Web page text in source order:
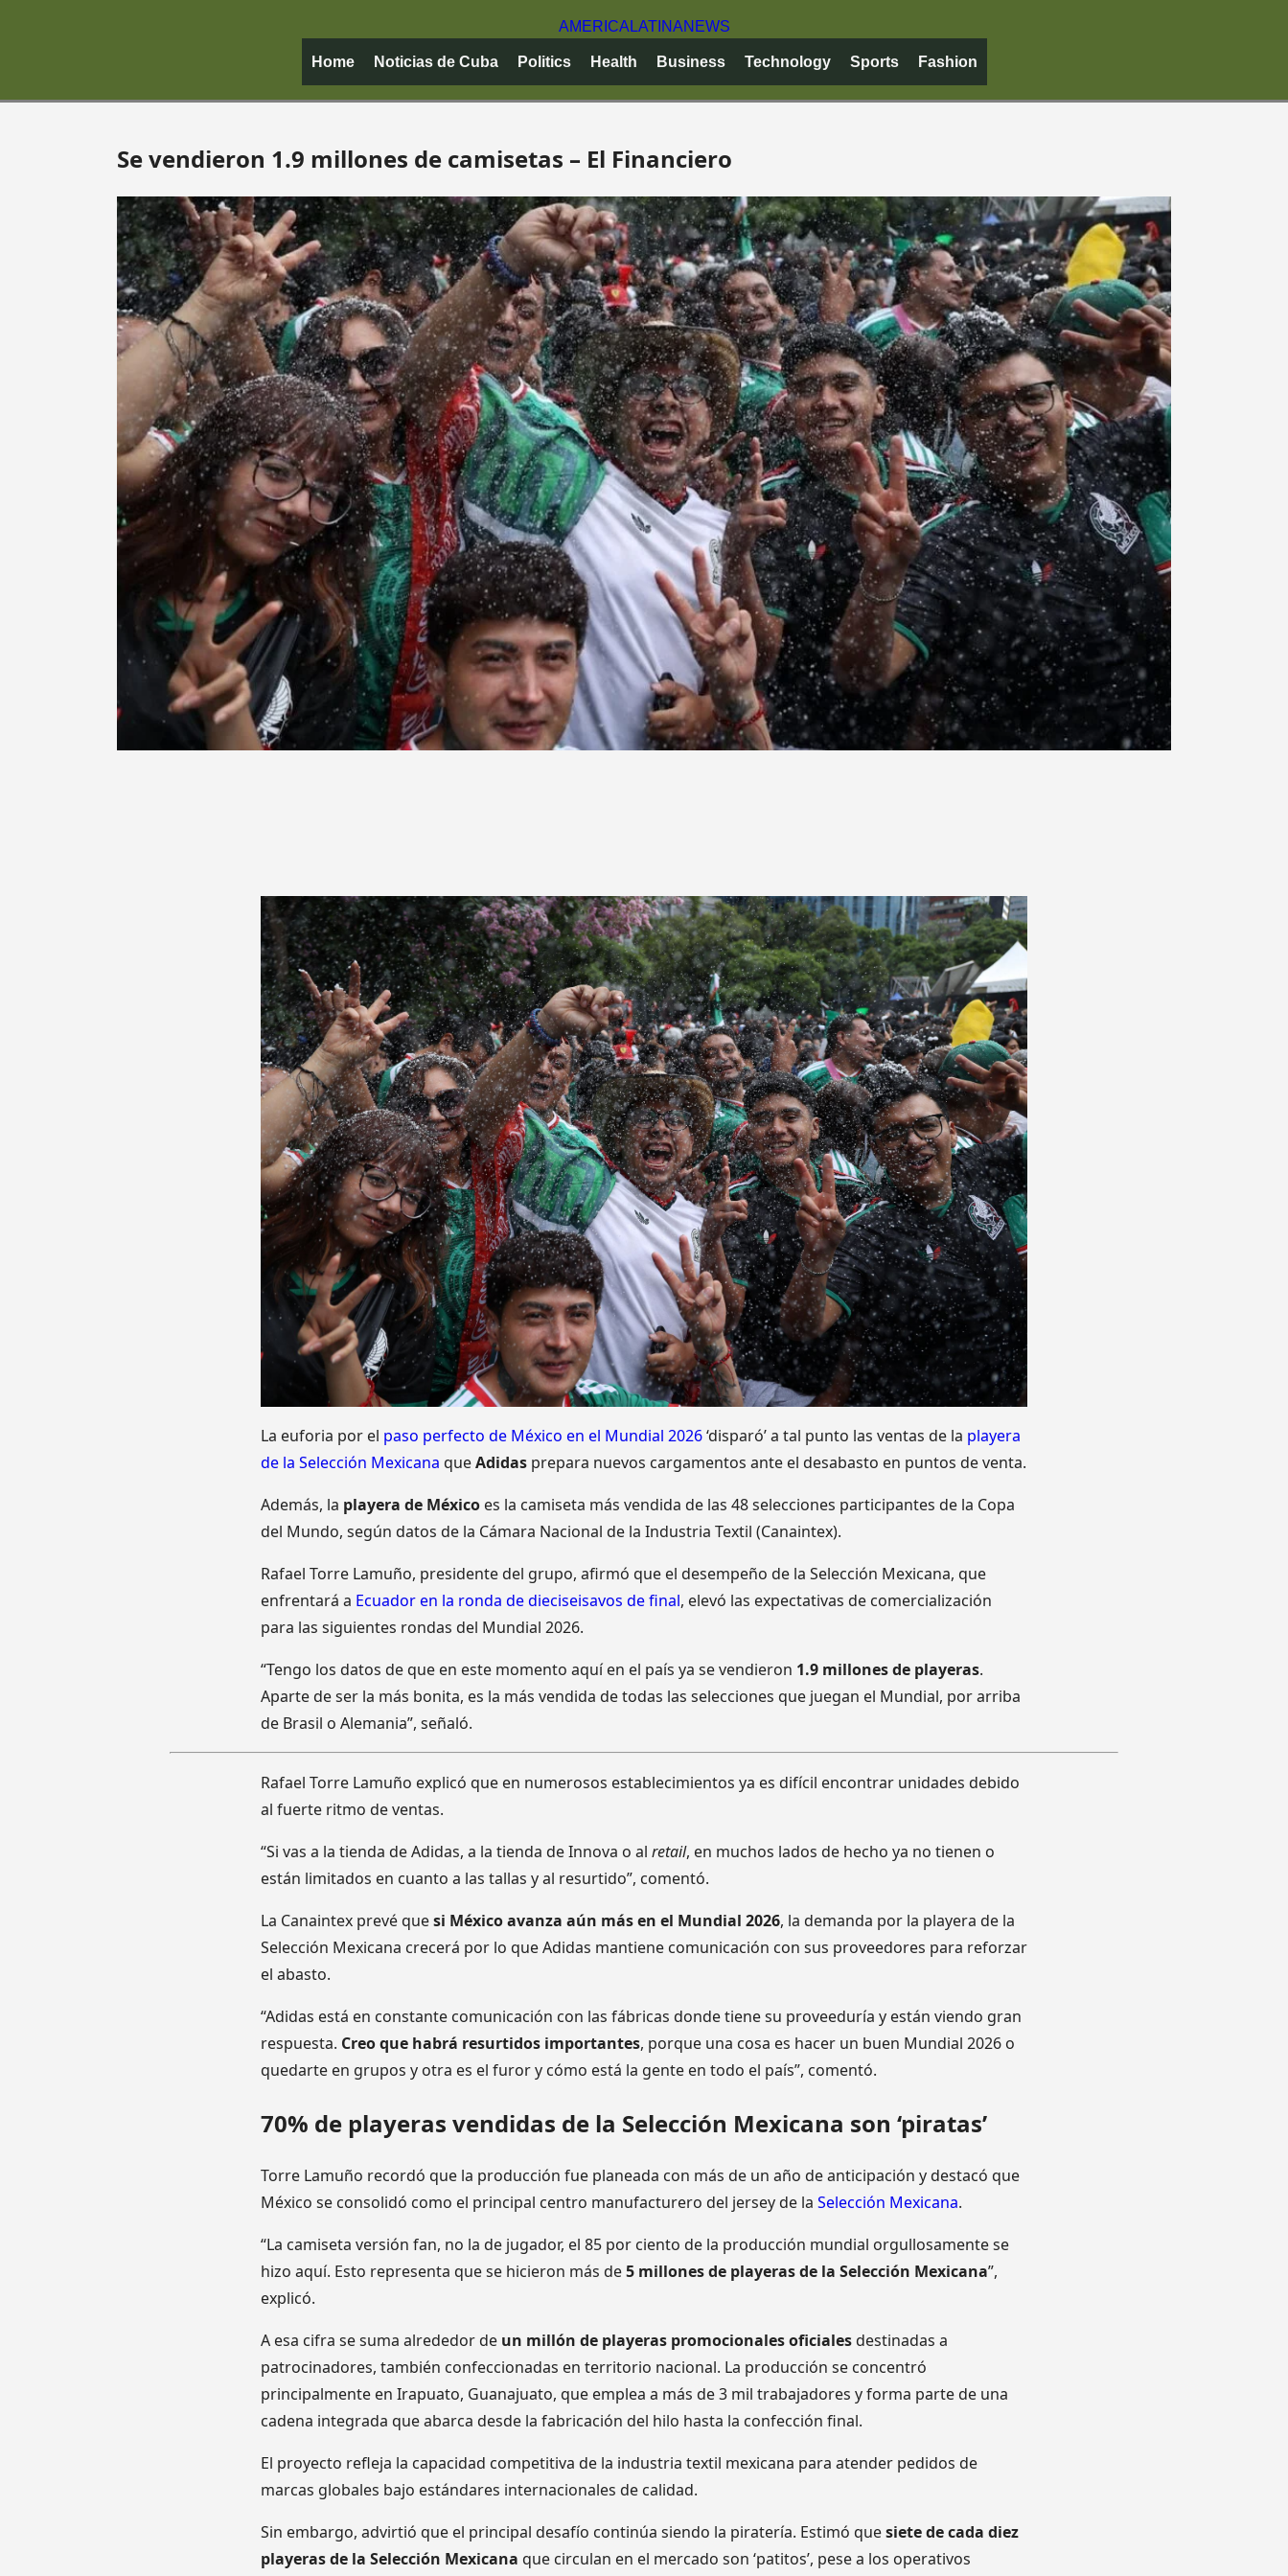
AMERICA LATINANEWS
Home Noticias de Cuba Politics Health Business Technology Sports Fashion
Se vendieron 1.9 millones de camisetas – El Financiero
La euforia por el paso perfecto de México en el Mundial 2026‘disparó’ a tal punto las ventas de la playera
de la Selección Mexicana queAdidas prepara nuevos cargamentos ante el desabasto en puntos de venta.
Además, la playera de México es la camiseta más vendida de las 48 selecciones participantes de la Copa
del Mundo, según datos de la Cámara Nacional de la Industria Textil (Canaintex).
Rafael Torre Lamuño, presidente del grupo, afirmó que el desempeño de la Selección Mexicana, que
enfrentará a Ecuador en la ronda de dieciseisavos de final, elevó las expectativas de comercialización
para las siguientes rondas del Mundial 2026.
“Tengo los datos de que en este momento aquí en el país ya se vendieron 1.9 millones de playeras.
Aparte de ser la más bonita, es la más vendida de todas las selecciones que juegan el Mundial, por arriba
de Brasil o Alemania”, señaló.
Rafael Torre Lamuño explicó que en numerosos establecimientos ya es difícil encontrar unidades debido
al fuerte ritmo de ventas.
“Si vas a la tienda de Adidas, a la tienda de Innova o al retail, en muchos lados de hecho ya no tienen o
están limitados en cuanto a las tallas y al resurtido”, comentó.
La Canaintex prevé quesi México avanza aún más en el Mundial 2026, la demanda por la playera de la
Selección Mexicana crecerá por lo que Adidas mantiene comunicación con sus proveedores para reforzar
el abasto.
“Adidas está en constante comunicación con las fábricas donde tiene su proveeduría y están viendo gran
respuesta. Creo que habrá resurtidos importantes, porque una cosa es hacer un buen Mundial 2026 o
quedarte en grupos y otra es el furor y cómo está la gente en todo el país”, comentó.
70% de playeras vendidas de la Selección Mexicana son ‘piratas’
Torre Lamuño recordó que la producción fue planeada con más de un año de anticipación y destacó que
México se consolidó como el principal centro manufacturero del jersey de la Selección Mexicana.
“La camiseta versión fan, no la de jugador, el 85 por ciento de la producción mundial orgullosamente se
hizo aquí. Esto representa que se hicieron más de5 millones de playeras de la Selección Mexicana”,
explicó.
A esa cifra se suma alrededor de un millón de playeras promocionales oficialesdestinadas a
patrocinadores, también confeccionadas en territorio nacional. La producción se concentró
principalmente en Irapuato, Guanajuato, que emplea a más de 3 mil trabajadores y forma parte de una
cadena integrada que abarca desde la fabricación del hilo hasta la confección final.
El proyecto refleja la capacidad competitiva de la industria textil mexicana para atender pedidos de
marcas globales bajo estándares internacionales de calidad.
Sin embargo, advirtió que el principal desafío continúa siendo la piratería. Estimó quesiete de cada diez
playeras de la Selección Mexicana que circulan en el mercado son ‘patitos’, pese a los operativos